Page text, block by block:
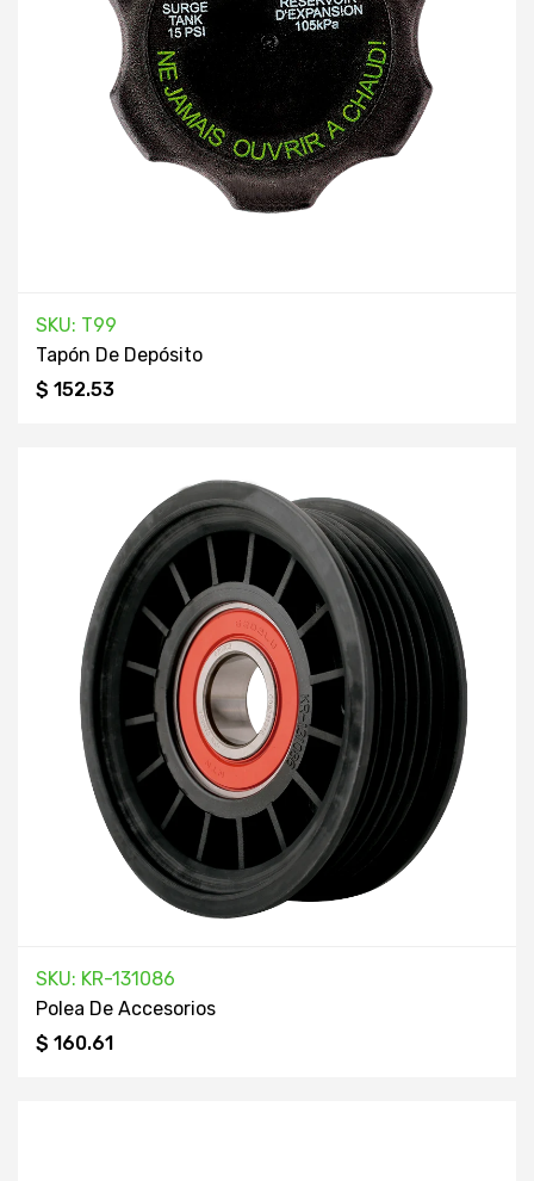
SKU: T99
Tapón De Depósito
$ 152.53
SKU: KR-131086
Polea De Accesorios
$ 160.61